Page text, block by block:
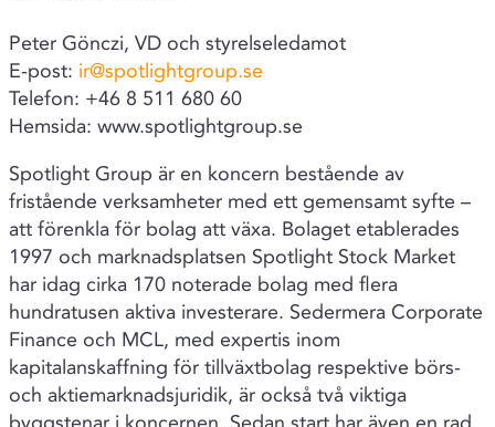
Peter Gönczi, VD och styrelseledamot
E-post: ir@spotlightgroup.se
Telefon: +46 8 511 680 60
Hemsida: www.spotlightgroup.se
Spotlight Group är en koncern bestående av
fristående verksamheter med ett gemensamt syfte –
att förenkla för bolag att växa. Bolaget etablerades
1997 och marknadsplatsen Spotlight Stock Market
har idag cirka 170 noterade bolag med flera
hundratusen aktiva investerare. Sedermera Corporate
Finance och MCL, med expertis inom
kapitalanskaffning för tillväxtbolag respektive börs-
och aktiemarknadsjuridik, är också två viktiga